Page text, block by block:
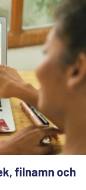
filnamn och